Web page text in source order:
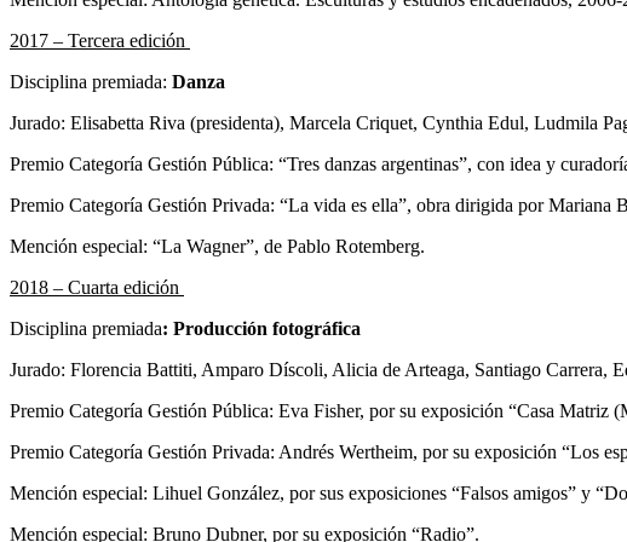
2017 – Tercera edición
Disciplina premiada: Danza
Jurado: Elisabetta Riva (presidenta), Marcela Criquet, Cynthia Edul, Ludmila
Premio Categoría Gestión Pública: “Tres danzas argentinas”, con idea y
Premio Categoría Gestión Privada: “La vida es ella”, obra dirigida por Mariana
Mención especial: “La Wagner”, de Pablo Rotemberg.
2018 – Cuarta edición
Disciplina premiada: Producción fotográfica
Jurado: Florencia Battiti, Amparo Díscoli, Alicia de Arteaga, Santiago Carrera,
Premio Categoría Gestión Pública: Eva Fisher, por su exposición “Casa Matriz
Premio Categoría Gestión Privada: Andrés Wertheim, por su exposición “Los
Mención especial: Lihuel González, por sus exposiciones “Falsos amigos” y
Mención especial: Bruno Dubner, por su exposición “Radio”.